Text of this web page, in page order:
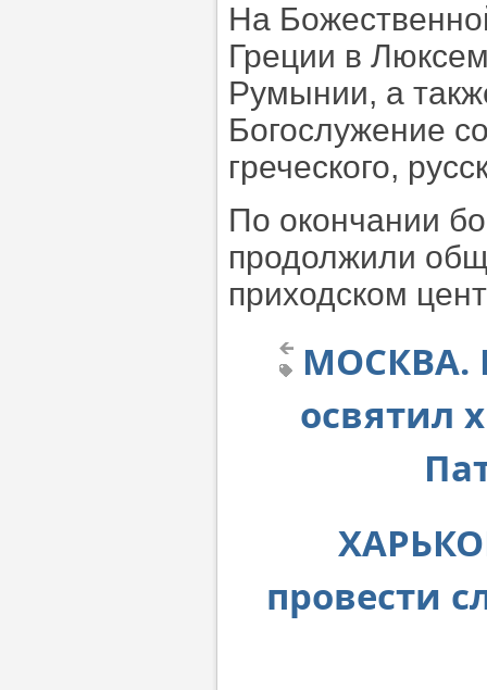
На
Греции в
Румынии, а
Богослужение
греческого,
По окончании
продолжили
приходском
МОСКВА.
освятил
провести